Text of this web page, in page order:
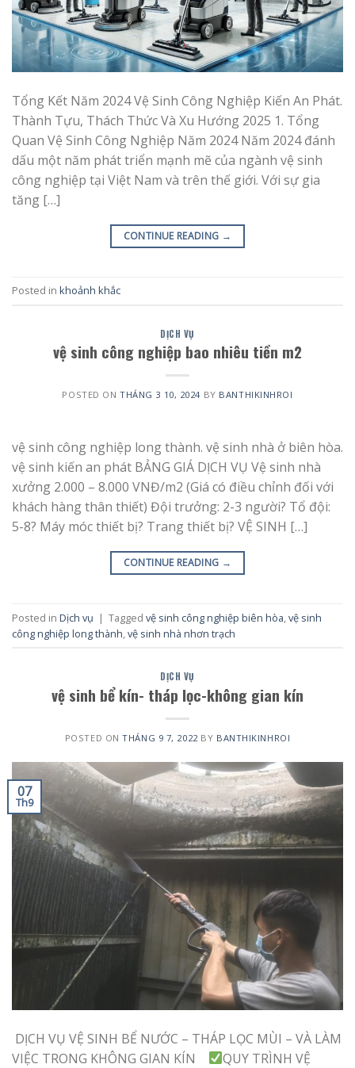
Tổng Kết Năm 2024 Vệ Sinh Công Nghiệp Kiến An Phát.
Thành Tựu, Thách Thức Và Xu Hướng 2025 1. Tổng
Quan Vệ Sinh Công Nghiệp Năm 2024 Năm 2024 đánh
dấu một năm phát triển mạnh mẽ của ngành vệ sinh
công nghiệp tại Việt Nam và trên thế giới. Với sự gia
tăng […]
CONTINUE READING →
Posted in khoảnh khắc
DỊCH VỤ
vệ sinh công nghiệp bao nhiêu tiền m2
POSTED ONTHÁNG 3 10, 2024 BY BANTHIKINHROI
vệ sinh công nghiệp long thành. vệ sinh nhà ở biên hòa.
vệ sinh kiến an phát BẢNG GIÁ DỊCH VỤ Vệ sinh nhà
xưởng 2.000 – 8.000 VNĐ/m2 (Giá có điều chỉnh đối với
khách hàng thân thiết) Đội trưởng: 2-3 người? Tổ đội:
5-8? Máy móc thiết bị? Trang thiết bị? VỆ SINH […]
CONTINUE READING →
Posted in Dịch vụ | Tagged vệ sinh công nghiệp biên hòa vệ sinh
công nghiệp long thành vệ sinh nhà nhơn trạch
DỊCH VỤ
vệ sinh bể kín- tháp lọc-không gian kín
POSTED ONTHÁNG 9 7, 2022 BY BANTHIKINHROI
07
Th9
DỊCH VỤ VỆ SINH BỂ NƯỚC – THÁP LỌC MÙI – VÀ LÀM
VIỆC TRONG KHÔNG GIAN KÍN
QUY TRÌNH VỆ